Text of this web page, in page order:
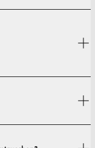
robusten